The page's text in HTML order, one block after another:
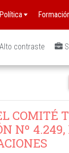
Alto contraste
COMITÉ
Nº 4.249,